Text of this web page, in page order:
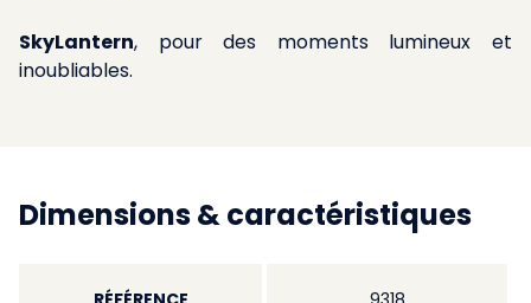
SkyLantern, pour des moments lumineux et
inoubliables.
Dimensions & caractéristiques